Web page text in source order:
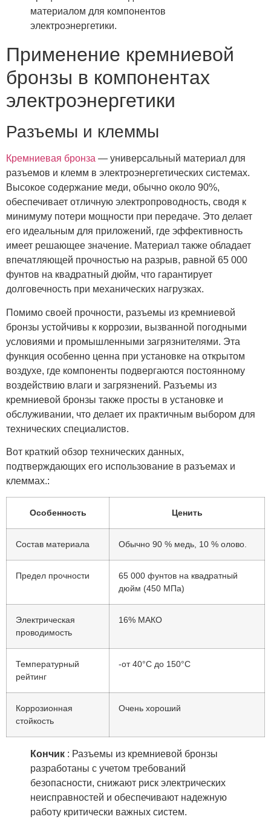
материалом для компонентов
электроэнергетики.
Применение кремниевой
бронзы в компонентах
электроэнергетики
Разъемы и клеммы
Кремниевая бронза — универсальный материал для
разъемов и клемм в электроэнергетических системах.
Высокое содержание меди, обычно около 90%,
обеспечивает отличную электропроводность, сводя к
минимуму потери мощности при передаче. Это делает
его идеальным для приложений, где эффективность
имеет решающее значение. Материал также обладает
впечатляющей прочностью на разрыв, равной 65 000
фунтов на квадратный дюйм, что гарантирует
долговечность при механических нагрузках.
Помимо своей прочности, разъемы из кремниевой
бронзы устойчивы к коррозии, вызванной погодными
условиями и промышленными загрязнителями. Эта
функция особенно ценна при установке на открытом
воздухе, где компоненты подвергаются постоянному
воздействию влаги и загрязнений. Разъемы из
кремниевой бронзы также просты в установке и
обслуживании, что делает их практичным выбором для
технических специалистов.
Вот краткий обзор технических данных,
подтверждающих его использование в разъемах и
клеммах.:
Особенность Ценить
Состав материала Обычно 90 % медь, 10 % олово.
Предел прочности
65 000 фунтов на квадратный
дюйм (450 МПа)
Электрическая
проводимость
16% МАКО
Температурный
рейтинг
-от 40°С до 150°С
Коррозионная
стойкость
Очень хороший
Кончик : Разъемы из кремниевой бронзы
разработаны с учетом требований
безопасности, снижают риск электрических
неисправностей и обеспечивают надежную
работу критически важных систем.